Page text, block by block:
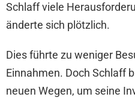
Schlaff viele
änderte sich plötzlich.
Dies führte zu weniger
Einnahmen. Doch Schlaff
neuen Wegen, um seine